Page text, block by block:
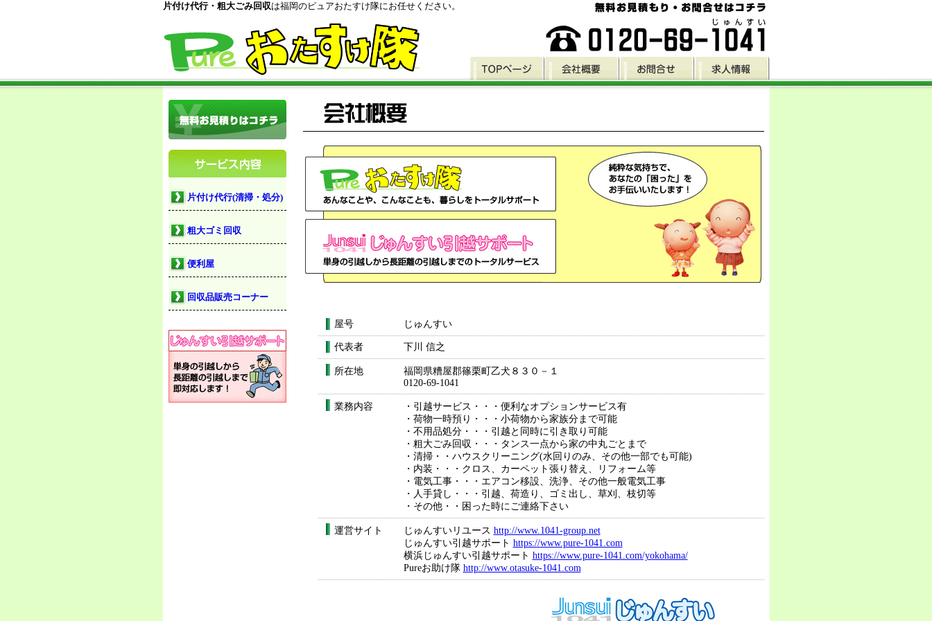
片付け代行・粗大ごみ回収は福岡のピュアおたすけ隊にお任せください。
屋号 じゅんすい
代表者 下川 信之
所在地
福岡県糟屋郡篠栗町乙犬８３０－１
0120-69-1041
業務内容
・引越サービス・・・便利なオプションサービス有
・荷物一時預り・・・小荷物から家族分まで可能
・不用品処分・・・引越と同時に引き取り可能
・粗大ごみ回収・・・タンス一点から家の中丸ごとまで
・清掃・・ハウスクリーニング(水回りのみ、その他一部でも可能)
・内装・・・クロス、カーペット張り替え、リフォーム等
・電気工事・・・エアコン移設、洗浄、その他一般電気工事
・人手貸し・・・引越、荷造り、ゴミ出し、草刈、枝切等
・その他・・困った時にご連絡下さい
運営サイト じゅんすいリユース http://www.1041-group.net
じゅんすい引越サポート https://www.pure-1041.com
横浜じゅんすい引越サポート https://www.pure-1041.com/yokohama/
Pureお助け隊 http://www.otasuke-1041.com
片付け代行(清掃・処分)
粗大ゴミ回収
便利屋
回収品販売コーナー